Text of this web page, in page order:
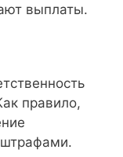
выплаты.
правило,